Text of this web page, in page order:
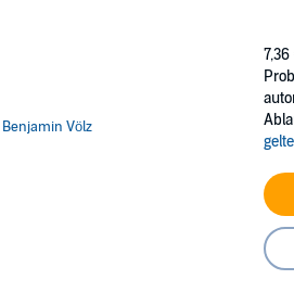
Benjamin Völz
7,36